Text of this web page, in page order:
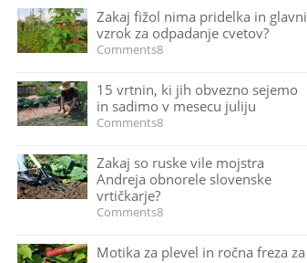
Zakaj fižol nima pridelka in glavni
vzrok za odpadanje cvetov?
Comments8
15 vrtnin, ki jih obvezno sejemo
in sadimo v mesecu juliju
Comments8
Zakaj so ruske vile mojstra
Andreja obnorele slovenske
vrtičkarje?
Comments8
Motika za plevel in ročna freza za